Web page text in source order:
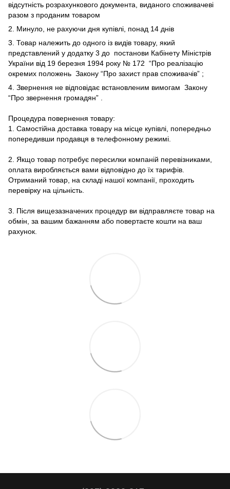
відсутність розрахункового документа, виданого споживачеві
разом з проданим товаром
2. Минуло, не рахуючи дня купівлі, понад 14 днів
3. Товар належить до одного із видів товару, який
представлений у додатку 3 до постанови Кабінету Міністрів
України від 19 березня 1994 року № 172 “Про реалізацію
окремих положень Закону “Про захист прав споживачів” ;
4. Звернення не відповідає встановленим вимогам Закону
“Про звернення громадян”
Процедура повернення товару:
1. Самостійна доставка товару на місце купівлі, попередньо
попередивши продавця в телефонному режимі.
2. Якщо товар потребує пересилки компаній перевізниками,
оплата виробляється вами відповідно до їх тарифів.
Отриманий товар, на складі нашої компанії, проходить
перевірку на цільність.
3. Після вищезазначених процедур ви відправляєте товар на
обмін, за вашим бажанням або повертаєте кошти на ваш
рахунок.